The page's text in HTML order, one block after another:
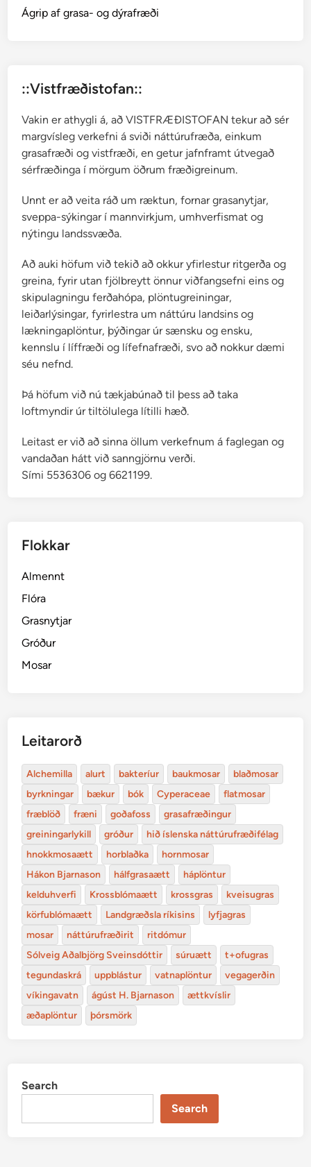
s
a
r
Ágrip af grasa- og dýrafræði
::Vistfræðistofan::
Vakin er athygli á, að VISTFRÆÐISTOFAN tekur að sér
margvísleg verkefni á sviði náttúrufræða, einkum
grasafræði og vistfræði, en getur jafnframt útvegað
sérfræðinga í mörgum öðrum fræðigreinum.
Unnt er að veita ráð um ræktun, fornar grasanytjar,
sveppa-sýkingar í mannvirkjum, umhverfismat og
nýtingu landssvæða.
Að auki höfum við tekið að okkur yfirlestur ritgerða og
greina, fyrir utan fjölbreytt önnur viðfangsefni eins og
skipulagningu ferðahópa, plöntugreiningar,
leiðarlýsingar, fyrirlestra um náttúru landsins og
lækningaplöntur, þýðingar úr sænsku og ensku,
kennslu í líffræði og lífefnafræði, svo að nokkur dæmi
séu nefnd.
Þá höfum við nú tækjabúnað til þess að taka
loftmyndir úr tiltölulega lítilli hæð.
Leitast er við að sinna öllum verkefnum á faglegan og
vandaðan hátt við sanngjörnu verði.
Sími 5536306 og 6621199.
Flokkar
Almennt
Flóra
Grasnytjar
Gróður
Mosar
Leitarorð
Alchemilla alurt bakteríur baukmosar
blaðmosar
byrkningar
bækur bók Cyperaceae
flatmosar
fræblöð
fræni goðafoss
grasafræðingur
greiningarlykill
gróður
hið íslenska náttúrufræðifélag
hnokkmosaætt
horblaðka
hornmosar
Hákon Bjarnason
hálfgrasaætt
háplöntur
kelduhverfi
Krossblómaætt krossgras
kveisugras
körfublómaætt
Landgræðsla ríkisins
lyfjagras
mosar
náttúrufræðirit
ritdómur
Sólveig Aðalbjörg Sveinsdóttir
súruætt
t+ofugras
tegundaskrá
uppblástur vatnaplöntur
vegagerðin
víkingavatn
ágúst H. Bjarnason
ættkvíslir
æðaplöntur
þórsmörk
Search
Search